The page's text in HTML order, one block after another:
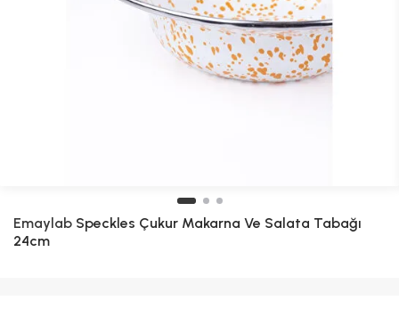
Emaylab Speckles Çukur Makarna Ve Salata Tabağı
24cm